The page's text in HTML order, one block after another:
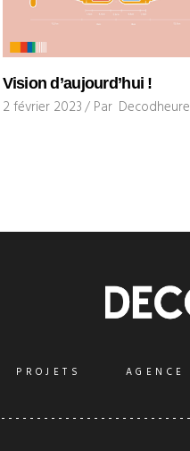
Vision d’aujourd’hui !
2 février 2023 Par Decodheure
PROJETS AGENCE